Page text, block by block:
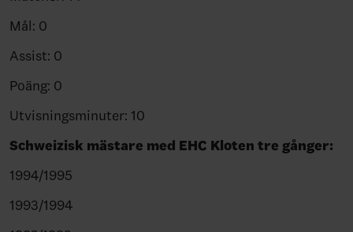
Mål: 0
Assist: 0
Poäng: 0
Utvisningsminuter: 10
Schweizisk mästare med EHC Kloten tre gånger:
1994/1995
1993/1994